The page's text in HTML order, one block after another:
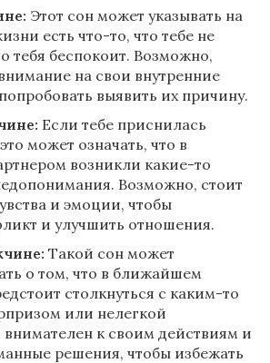
Этот сон может указывать на
есть что-то, что тебе не
тебя беспокоит. Возможно,
на свои внутренние
выявить их причину.
Если тебе приснилась
может означать, что в
возникли какие-то
Возможно, стоит
и эмоции, чтобы
и улучшить отношения.
Такой сон может
о том, что в ближайшем
столкнуться с каким-то
или нелегкой
внимателен к своим действиям и
решения, чтобы избежать